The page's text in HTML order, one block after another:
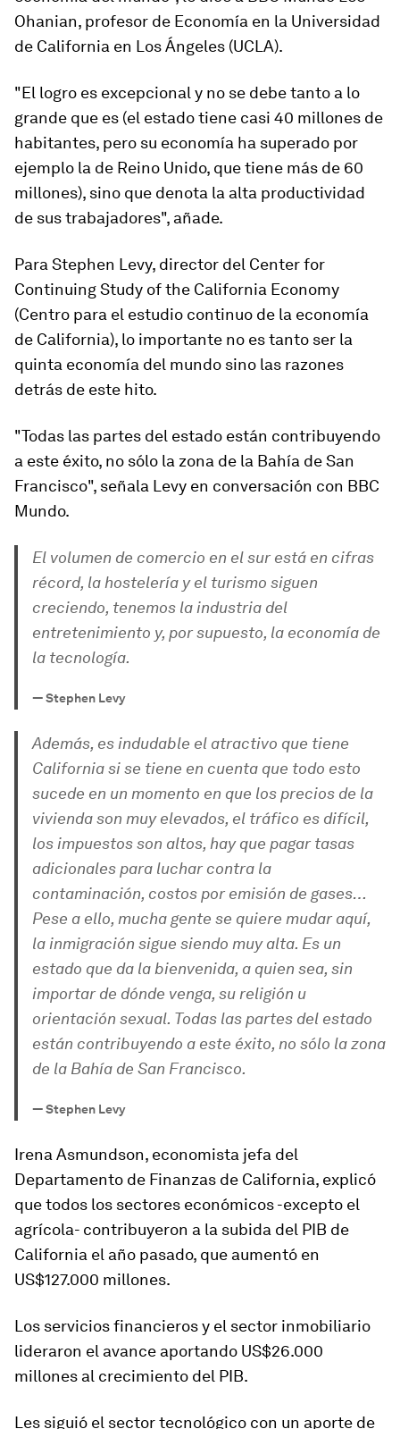
Ohanian, profesor de Economía en la Universidad
de California en Los Ángeles (UCLA).
"El logro es excepcional y no se debe tanto a lo
grande que es (el estado tiene casi 40 millones de
habitantes, pero su economía ha superado por
ejemplo la de Reino Unido, que tiene más de 60
millones), sino que denota la alta productividad
de sustrabajadores", añade.
Para Stephen Levy, director del Center for
Continuing Study of the California Economy
(Centro para el estudio continuo de la economía
de California), lo importante no es tanto ser la
quinta economía del mundo sino las razones
detrás de este hito.
"Todas las partes del estado están contribuyendo
a este éxito, no sólo la zona de la Bahía de San
Francisco", señala Levy en conversación con BBC
Mundo.
El volumen de comercio en el sur está en cifras
récord, la hostelería y el turismo siguen
creciendo, tenemos la industria del
entretenimiento y, por supuesto, la economía de
la tecnología.
—Stephen Levy
Además, es indudable el atractivo que tiene
California si se tiene en cuenta que todo esto
sucede en un momento en que los precios de la
vivienda son muy elevados, el tráfico es difícil,
los impuestos son altos, hay que pagar tasas
adicionales para luchar contra la
contaminación, costos por emisión de gases…
Pese a ello, mucha gente se quiere mudar aquí,
la inmigración sigue siendo muy alta. Es un
estado que da la bienvenida, a quien sea, sin
importar de dónde venga, su religión u
orientación sexual. Todas las partes del estado
están contribuyendo a este éxito, no sólo la zona
de la Bahía de San Francisco.
—Stephen Levy
Irena Asmundson, economista jefa del
Departamento de Finanzas de California, explicó
que todos los sectores económicos -excepto el
agrícola- contribuyeron a la subida del PIB de
California el año pasado, que aumentó en
US$127.000 millones.
Los servicios financieros y el sector inmobiliario
lideraron el avance aportando US$26.000
millones al crecimiento del PIB.
Les siguió el sector tecnológico con un aporte de